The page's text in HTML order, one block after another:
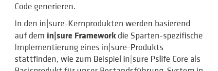
Code generieren.
In den in|sure-Kernprodukten werden basierend
auf dem in|sure Framework die Sparten-spezifische
Implementierung eines in|sure-Produkts
stattfinden, wie zum Beispiel in|sure Pslife Core als